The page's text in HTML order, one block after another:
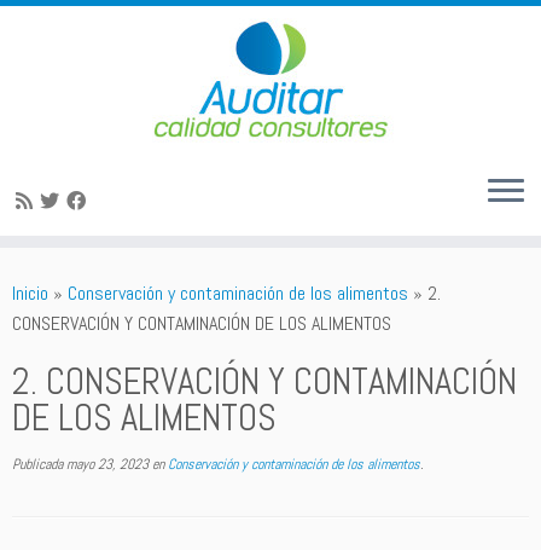
contenido
Inicio » Conservación y contaminación de los alimentos » 2.
CONSERVACIÓN Y CONTAMINACIÓN DE LOS ALIMENTOS
2. CONSERVACIÓN Y CONTAMINACIÓN
DE LOS ALIMENTOS
Publicadamayo 23, 2023enConservación y contaminación de los alimentos.